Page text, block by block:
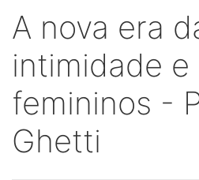
A nova era
intimidade
femininos -
Ghetti